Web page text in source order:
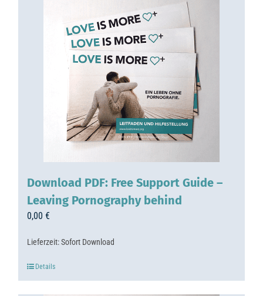
Download PDF: Free Support Guide –
Leaving Pornography behind
0,00 €
Lieferzeit:Sofort Download
Details